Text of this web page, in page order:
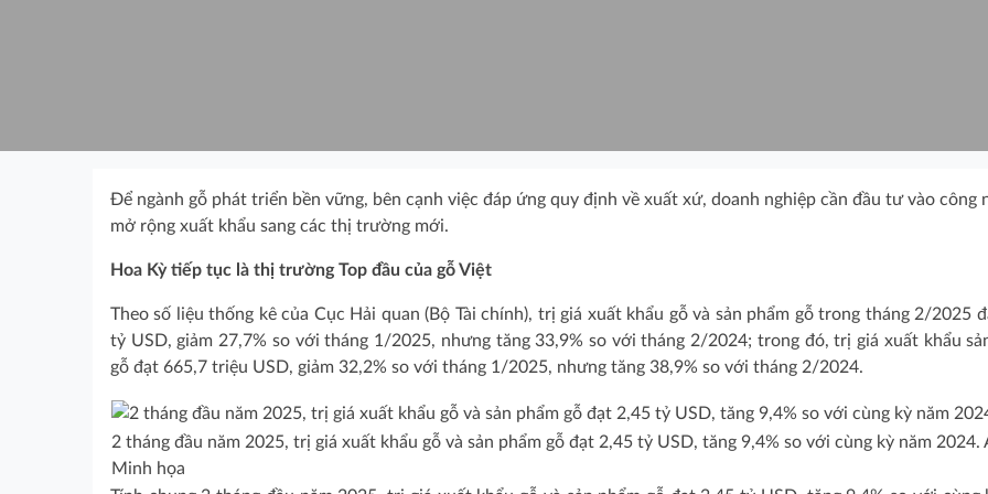
Để ngành gỗ phát triển bền vững, bên cạnh việc đáp ứng quy định về xuất xứ, doanh nghiệp cần đầu tư vào công
mở rộng xuất khẩu sang các thị trường mới.
Hoa Kỳ tiếp tục là thị trường Top đầu của gỗ Việt
Theo số liệu thống kê của Cục Hải quan (Bộ Tài chính), trị giá xuất khẩu gỗ và sản phẩm gỗ trong tháng 2/2025
tỷ USD, giảm 27,7% so với tháng 1/2025, nhưng tăng 33,9% so với tháng 2/2024; trong đó, trị giá xuất khẩu
gỗ đạt 665,7 triệu USD, giảm 32,2% so với tháng 1/2025, nhưng tăng 38,9% so với tháng 2/2024.
2 tháng đầu năm 2025, trị giá xuất khẩu gỗ và sản phẩm gỗ đạt 2,45 tỷ USD, tăng 9,4% so với cùng kỳ năm 2024.
Minh họa